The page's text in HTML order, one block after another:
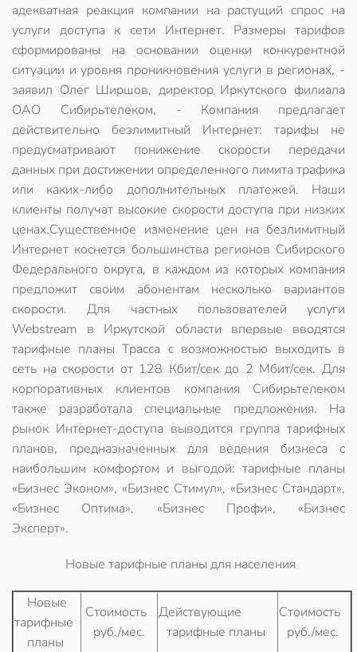
адекватная реакция компании на растущий спрос на
услуги доступа к сети Интернет. Размеры тарифов
сформированы на основании оценки конкурентной
ситуации и уровня проникновения услуги в регионах, -
заявил Олег Ширшов, директор Иркутского филиала
ОАО Сибирьтелеком, - Компания предлагает
действительно безлимитный Интернет: тарифы не
предусматривают понижение скорости передачи
данных при достижении определенного лимита трафика
или каких-либо дополнительных платежей. Наши
клиенты получат высокие скорости доступа при низких
ценах.Существенное изменение цен на безлимитный
Интернет коснется большинства регионов Сибирского
Федерального округа, в каждом из которых компания
предложит своим абонентам несколько вариантов
скорости. Для частных пользователей услуги
Webstream в Иркутской области впервые вводятся
тарифные планы Трасса с возможностью выходить в
сеть на скорости от 128 Кбит/сек до 2 Мбит/сек. Для
корпоративных клиентов компания Сибирьтелеком
также разработала специальные предложения. На
рынок Интернет-доступа выводится группа тарифных
планов, предназначенных для ведения бизнеса с
наибольшим комфортом и выгодой: тарифные планы
«Бизнес Эконом», «Бизнес Стимул», «Бизнес Стандарт»,
«Бизнес Оптима», «Бизнес Профи», «Бизнес
Эксперт».
Новые тарифные планы для населения
Новые
тарифные
планы
Стоимость
руб./мес.
Действующие
тарифные планы
Стоимость
руб./мес.